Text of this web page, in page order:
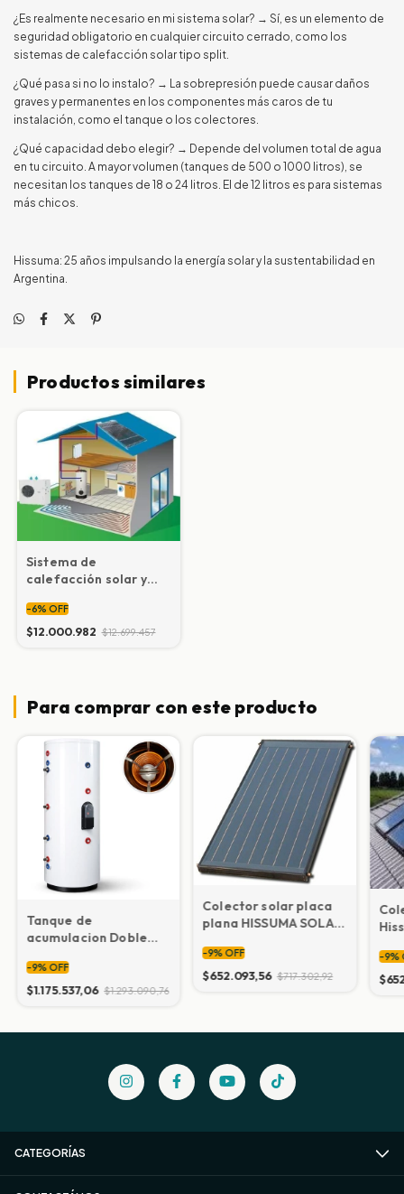
¿Es realmente necesario en mi sistema solar? → Sí, es un elemento de
seguridad obligatorio en cualquier circuito cerrado, como los
sistemas de calefacción solar tipo split.
¿Qué pasa si no lo instalo? → La sobrepresión puede causar daños
graves y permanentes en los componentes más caros de tu
instalación, como el tanque o los colectores.
¿Qué capacidad debo elegir? → Depende del volumen total de agua
en tu circuito. A mayor volumen (tanques de 500 o 1000 litros), se
necesitan los tanques de 18 o 24 litros. El de 12 litros es para sistemas
más chicos.
Hissuma: 25 años impulsando la energía solar y la sustentabilidad en
Argentina.
Productos similares
Sistema de
calefacción solar y
Pipe
-6% OFF
$12.000.982 $12.699.457
Para comprar con este producto
Tanque de
acumulacion Doble
Presurizados
-9% OFF
$1.175.537,06 $1.293.090,76
Colector solar placa
plana HISSUMA SOLAR
soporte
-9% OFF
$652.093,56 $717.302,92
-9%
CATEGORÍAS